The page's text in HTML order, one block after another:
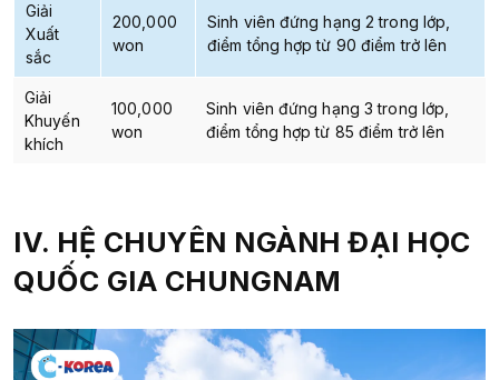
Giải
Xuất
sắc
200,000
won
Sinh viên đứng hạng 2 trong lớp,
điểm tổng hợp từ 90 điểm trở lên
Giải
Khuyến
khích
100,000
won
Sinh viên đứng hạng 3 trong lớp,
điểm tổng hợp từ 85 điểm trở lên
IV. HỆ CHUYÊN NGÀNH ĐẠI HỌC
QUỐC GIA CHUNGNAM